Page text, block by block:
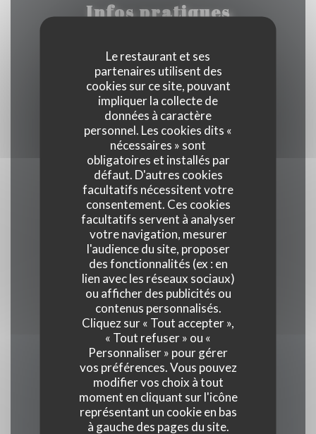
Le restaurant et ses
partenaires utilisent des
cookies sur ce site, pouvant
impliquer la collecte de
données à caractère
personnel. Les cookies dits «
nécessaires » sont
obligatoires et installés par
défaut. D'autres cookies
facultatifs nécessitent votre
consentement. Ces cookies
facultatifs servent à analyser
votre navigation, mesurer
l'audience du site, proposer
des fonctionnalités (ex : en
lien avec les réseaux sociaux)
ou afficher des publicités ou
contenus personnalisés.
Cliquez sur « Tout accepter »,
« Tout refuser » ou «
Personnaliser » pour gérer
vos préférences. Vous pouvez
modifier vos choix à tout
moment en cliquant sur l'icône
représentant un cookie en bas
à gauche des pages du site.
Infos pratiques
Cuisine
Traditionnel, Produits frais, Terroir
Type de restaurant
Restaurant Gastronomique
Services
Veranda, Wifi, Climatisation, Service voiturier,
Accès aux personnes à mobilité réduite
Moyens de paiement
Union Pay , Espèces, Visa, American Express
Horaires